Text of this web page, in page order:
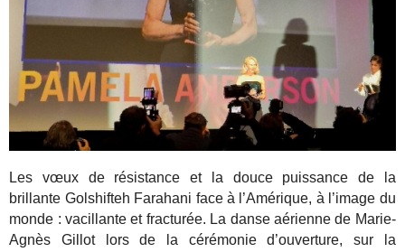
Les vœux de résistance et la douce puissance de la
brillante Golshifteh Farahani face à l’Amérique, à l’image du
monde : vacillante et fracturée. La danse aérienne de Marie-
Agnès Gillot lors de la cérémonie d’ouverture, sur la